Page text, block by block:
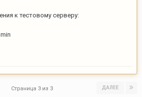
к тестовому серверу:
ДАЛЕЕ
Страница 3 из 3